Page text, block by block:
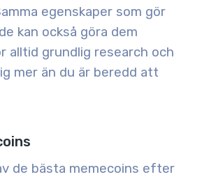
egenskaper som gör
kan också göra dem
alltid grundlig research och
mer än du är beredd att
de bästa memecoins efter